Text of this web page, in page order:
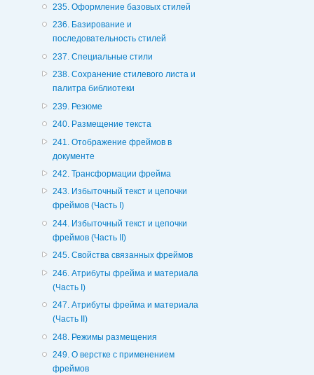
235. Оформление базовых стилей
236. Базирование и
последовательность стилей
237. Специальные стили
238. Сохранение стилевого листа и
палитра библиотеки
239. Резюме
240. Размещение текста
241. Отображение фреймов в
документе
242. Трансформации фрейма
243. Избыточный текст и цепочки
фреймов (Часть I)
244. Избыточный текст и цепочки
фреймов (Часть II)
245. Свойства связанных фреймов
246. Атрибуты фрейма и материала
(Часть I)
247. Атрибуты фрейма и материала
(Часть II)
248. Режимы размещения
249. О верстке с применением
фреймов